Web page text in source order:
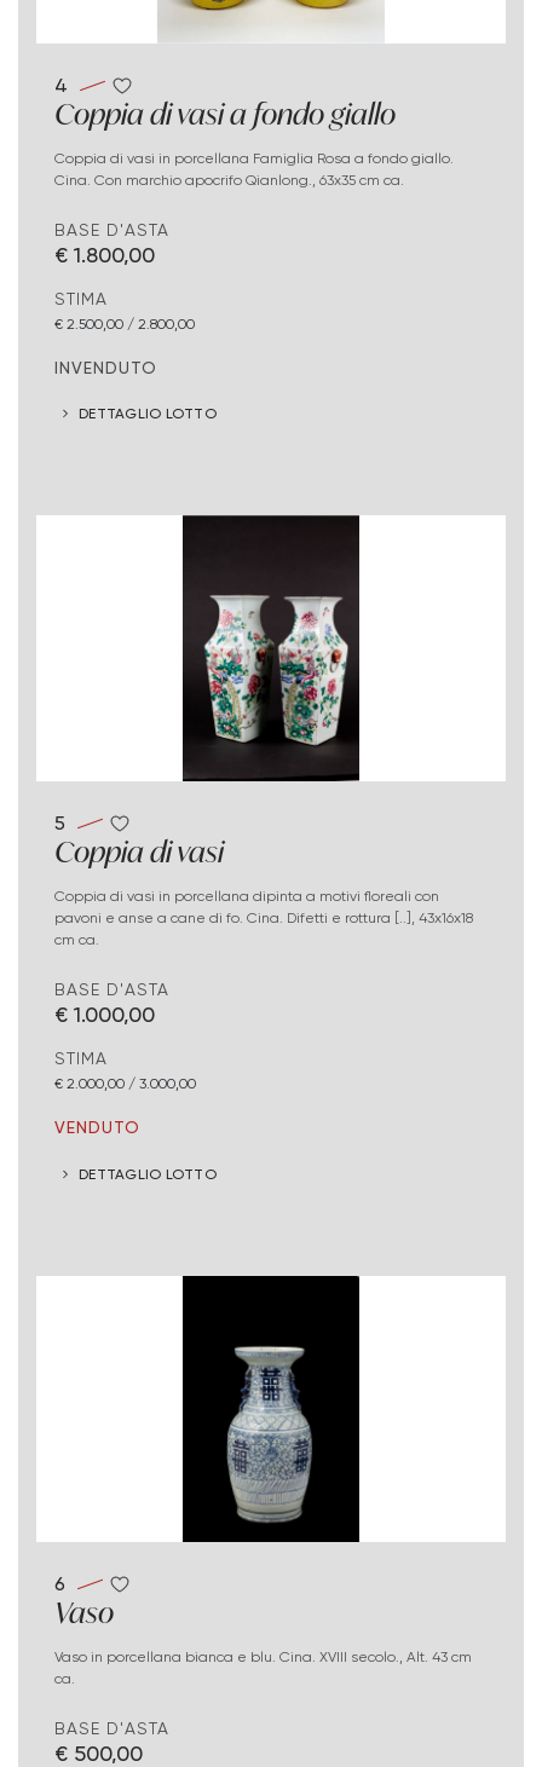
4
Coppia di vasi a fondo giallo
Coppia di vasi in porcellana Famiglia Rosa a fondo giallo.
Cina. Con marchio apocrifo Qianlong., 63x35 cm ca.
BASE D'ASTA
€ 1.800,00
STIMA
€ 2.500,00 / 2.800,00
INVENDUTO
DETTAGLIO LOTTO
5
Coppia di vasi
Coppia di vasi in porcellana dipinta a motivi floreali con
pavoni e anse a cane di fo. Cina. Difetti e rottura [..], 43x16x18
cm ca.
BASE D'ASTA
€ 1.000,00
STIMA
€ 2.000,00 / 3.000,00
VENDUTO
DETTAGLIO LOTTO
6
Vaso
Vaso in porcellana bianca e blu. Cina. XVIII secolo., Alt. 43 cm
ca.
BASE D'ASTA
€ 500,00